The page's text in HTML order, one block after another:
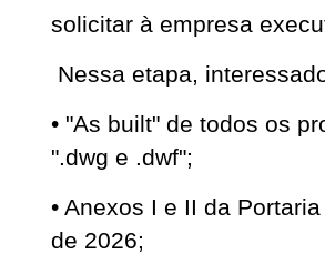
solicitar à empresa
Nessa etapa,
• "As built" de todos os
".dwg e .dwf";
• Anexos I e II da
de 2026;